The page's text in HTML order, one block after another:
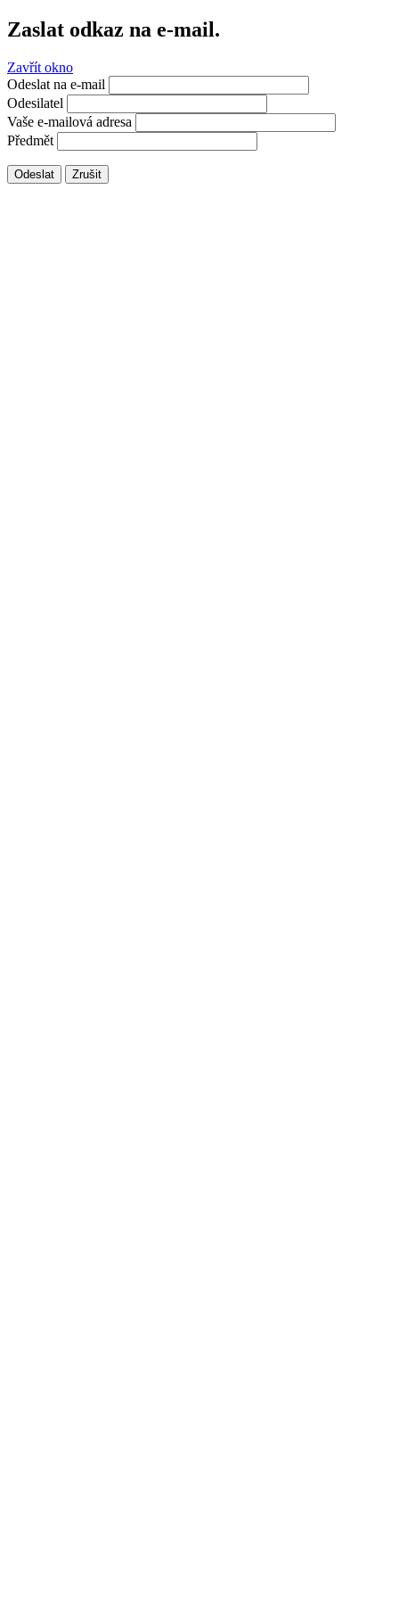
Zaslat odkaz na e-mail.
Zavřít okno
Odeslat na e-mail
Odesilatel
Vaše e-mailová adresa
Předmět
Odeslat Zrušit